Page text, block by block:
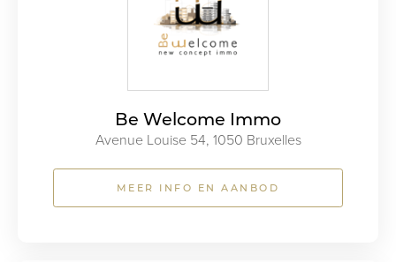
Be Welcome Immo
Avenue Louise 54, 1050 Bruxelles
MEER INFO EN AANBOD